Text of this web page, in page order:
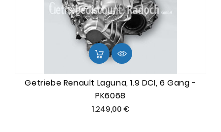
Getriebe Renault Laguna, 1.9 DCI, 6 Gang -
PK6068
1.249,00 €Preis